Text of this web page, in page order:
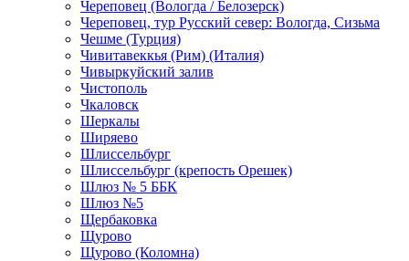
Череповец (Вологда / Белозерск)
Череповец, тур Русский север: Вологда, Сизьма
Чешме (Турция)
Чивитавеккья (Рим) (Италия)
Чивыркуйский залив
Чистополь
Чкаловск
Шеркалы
Ширяево
Шлиссельбург
Шлиссельбург (крепость Орешек)
Шлюз № 5 ББК
Шлюз №5
Щербаковка
Щурово
Щурово (Коломна)